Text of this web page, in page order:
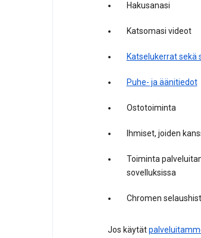
Hakusanasi
Katsomasi videot
Katselukerrat sekä
Puhe- ja äänitiedot
Ostotoiminta
Ihmiset, joiden
Toiminta
sovelluksissa
Chromen
Jos käytät